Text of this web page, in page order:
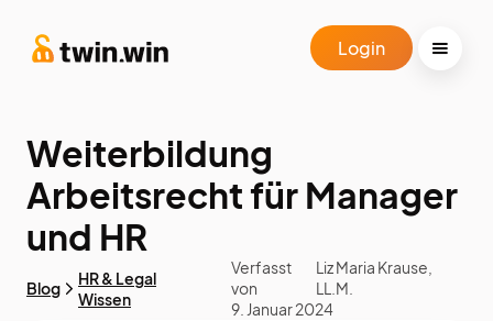
Login
Weiterbildung
Arbeitsrecht für Manager
und HR
Blog
HR & Legal
Wissen
Verfasst
von
Liz Maria Krause,
LL.M.
9. Januar 2024